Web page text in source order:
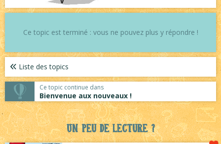
Ce topic est terminé : vous ne pouvez plus y répondre !
Liste des topics
Ce topic continue dans
Bienvenue aux nouveaux !
Un peu de lecture ?